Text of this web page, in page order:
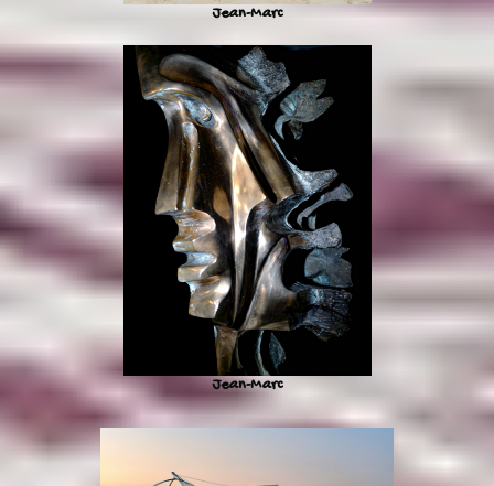
Jean-Marc
Jean-Marc